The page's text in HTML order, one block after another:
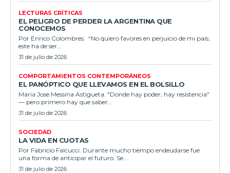
LECTURAS CRÍTICAS
EL PELIGRO DE PERDER LA ARGENTINA QUE
CONOCEMOS
Por Enrico Colombres. “No quiero favores en perjuicio de mi país;
este ha de ser...
31 de julio de 2026
COMPORTAMIENTOS CONTEMPORÁNEOS
EL PANÓPTICO QUE LLEVAMOS EN EL BOLSILLO
Maria Jose Messina Astigueta. "Donde hay poder, hay resistencia"
— pero primero hay que saber...
31 de julio de 2026
SOCIEDAD
LA VIDA EN CUOTAS
Por Fabricio Falcucci. Durante mucho tiempo endeudarse fue
una forma de anticipar el futuro. Se...
31 de julio de 2026